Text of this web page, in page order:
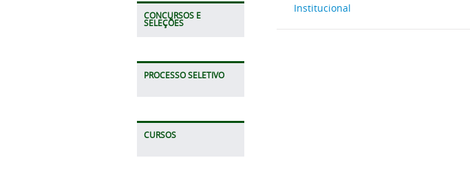
CONCURSOS E
SELEÇÕES
PROCESSO SELETIVO
CURSOS
Institucional